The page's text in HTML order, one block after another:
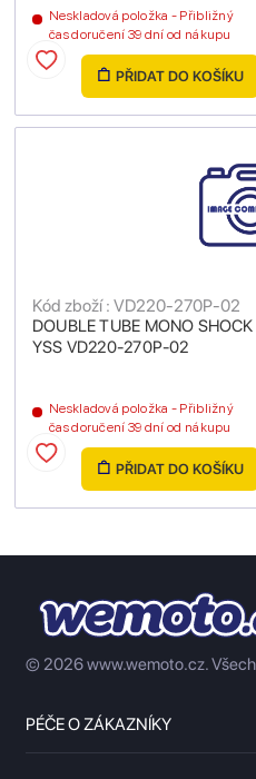
Neskladová položka - Přibližný
čas doručení 39 dní od nákupu
PŘIDAT DO KOŠÍKU
DOUBLE TUBE MONO
YSS VD220-270P-02
Kód zboží : VD220-270P-02
Neskladová položka - Přibližný
čas doručení 39 dní od nákupu
PŘIDAT DO KOŠÍKU
© 2026 www.wemoto.cz.
PÉČE O ZÁKAZNÍKY